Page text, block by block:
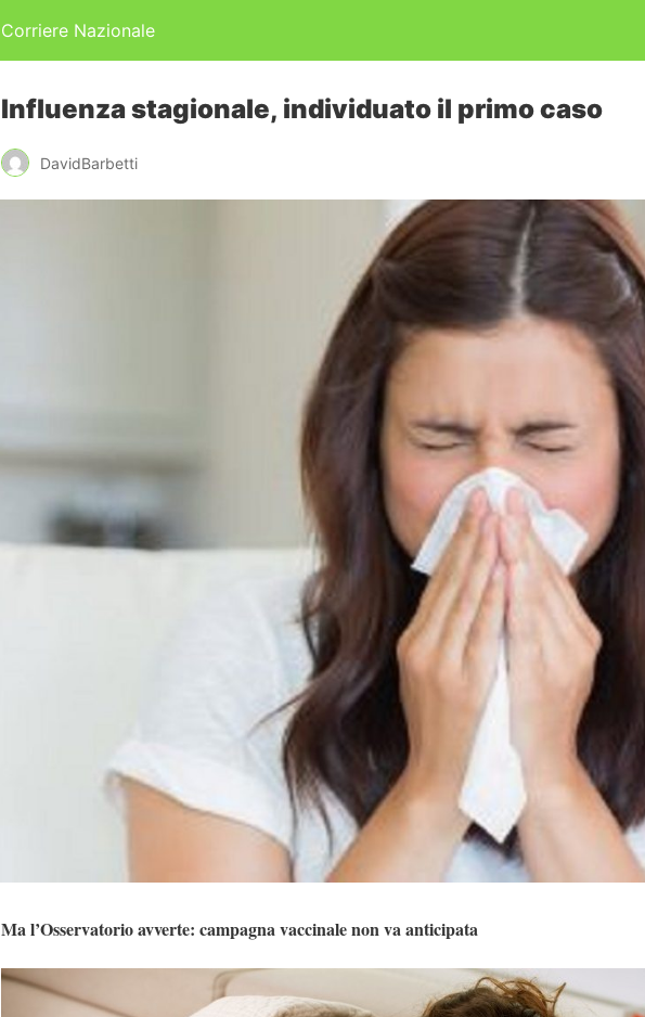
Corriere Nazionale
Influenza stagionale, individuato il primo caso
DavidBarbetti
Ma l’Osservatorio avverte: campagna vaccinale non va anticipata